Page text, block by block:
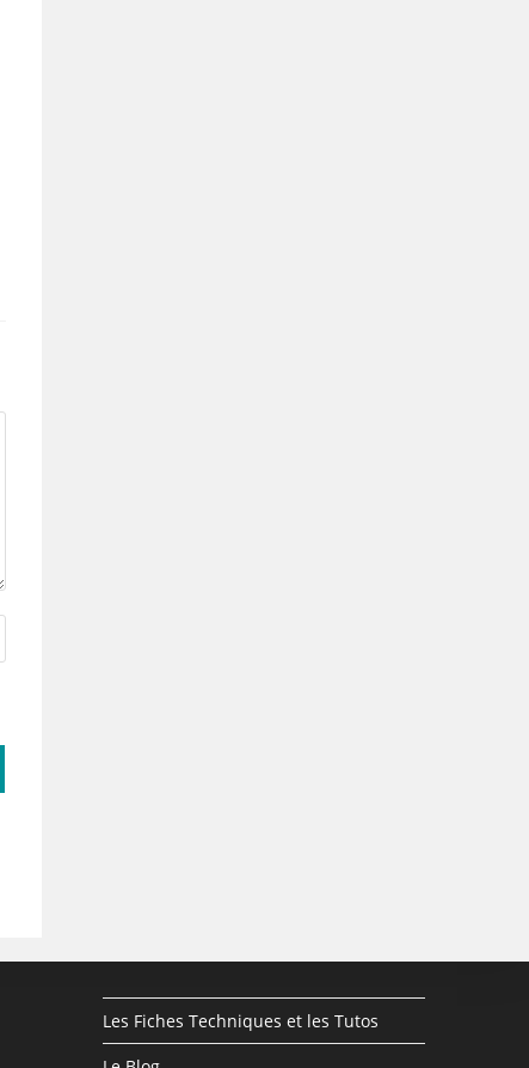
Les Fiches Techniques et les Tutos